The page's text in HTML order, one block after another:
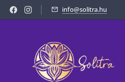
info@solitra.hu